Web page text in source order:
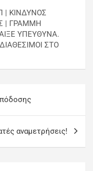
| ΚΙΝΔΥΝΟΣ
| ΓΡΑΜΜΗ
ΥΠΕΥΘΥΝΑ.
ΣΤΟ
αναμετρήσεις!